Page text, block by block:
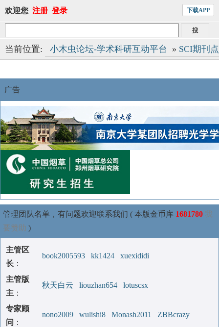
欢迎您 注册 登录 下载APP
当前位置: 小木虫论坛-学术科研互动平台 » SCI期刊
广告
管理团队名单，有问题欢迎联系我们 ( 本版金币库 1681780 我
要赞助 )
主管区
长 ：
book2005593 kk1424 xuexididi
主管版
主 ：
秋天白云 liouzhan654 lotuscsx
专家顾
问 ：
nono2009 wulishi8 Monash2011 ZBBcrazy